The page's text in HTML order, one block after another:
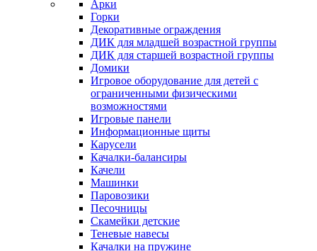
Арки
Горки
Декоративные ограждения
ДИК для младшей возрастной группы
ДИК для старшей возрастной группы
Домики
Игровое оборудование для детей с
ограниченными физическими
возможностями
Игровые панели
Информационные щиты
Карусели
Качалки-балансиры
Качели
Машинки
Паровозики
Песочницы
Скамейки детские
Теневые навесы
Качалки на пружине